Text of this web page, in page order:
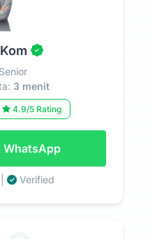
3 menit
4.9/5 Rating
WhatsApp
Verified